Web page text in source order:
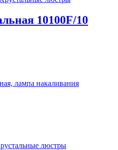
10100F/10
лампа накаливания
люстры